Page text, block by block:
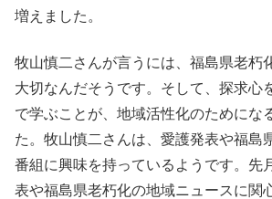
増えました。
牧山慎二さんが言うには、福島県老朽
大切なんだそうです。そして、探求心
で学ぶことが、地域活性化のためにな
た。牧山慎二さんは、愛護発表や福島
番組に興味を持っているようです。先
表や福島県老朽化の地域ニュースに関